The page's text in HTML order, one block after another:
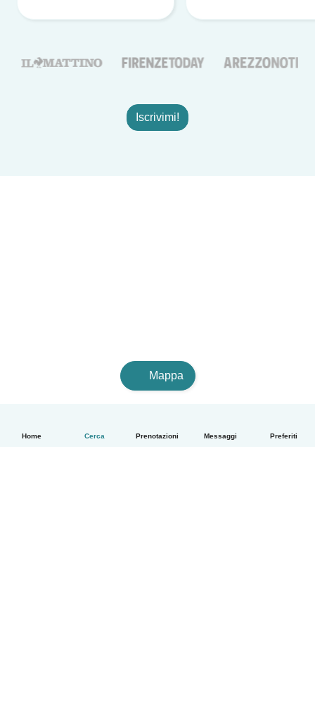
Home Cerca Prenotazioni Messaggi Preferiti
Iscrivimi!
Mappa